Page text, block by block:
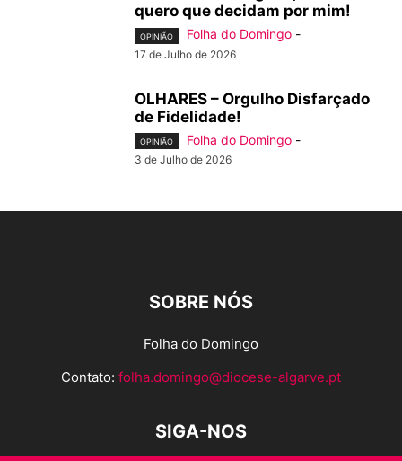
quero que decidam por mim!
OPINIÃO Folha do Domingo -
17 de Julho de 2026
OLHARES – Orgulho Disfarçado
de Fidelidade!
OPINIÃO Folha do Domingo -
3 de Julho de 2026
SOBRE NÓS
Folha do Domingo
Contato: folha.domingo@diocese-algarve.pt
SIGA-NOS